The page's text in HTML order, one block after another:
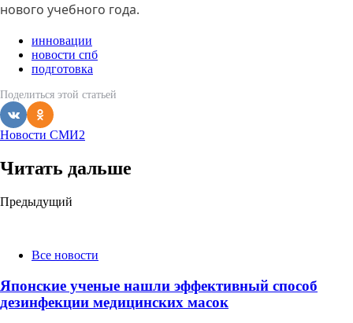
нового учебного года.
инновации
новости спб
подготовка
Поделиться этой статьей
Новости СМИ2
Читать дальше
Post
Предыдущий
Все новости
Японские ученые нашли эффективный способ
дезинфекции медицинских масок